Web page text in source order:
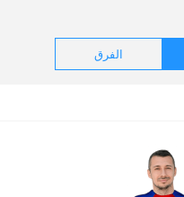
الفرق